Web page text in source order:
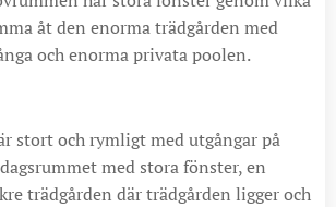
åt den enorma trädgården med
och enorma privata poolen.
stort och rymligt med utgångar på
med stora fönster, en
trädgården där trädgården ligger och